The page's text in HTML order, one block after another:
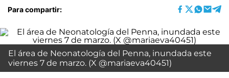
Para compartir:
El área de Neonatología del Penna, inundada este
viernes 7 de marzo. (X @mariaeva40451)